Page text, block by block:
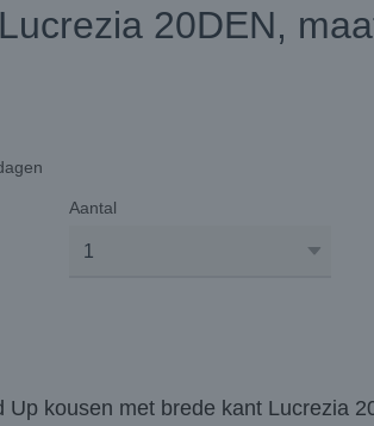
20DEN,
Aantal
Up kousen met brede kant Lucrezia